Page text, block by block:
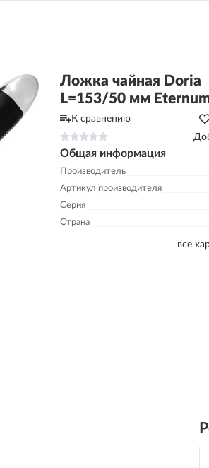
Ложка чайная Doria
L=153/50 мм
К сравнению
Общая информация
Производитель
Артикул производителя
Серия
Страна
все